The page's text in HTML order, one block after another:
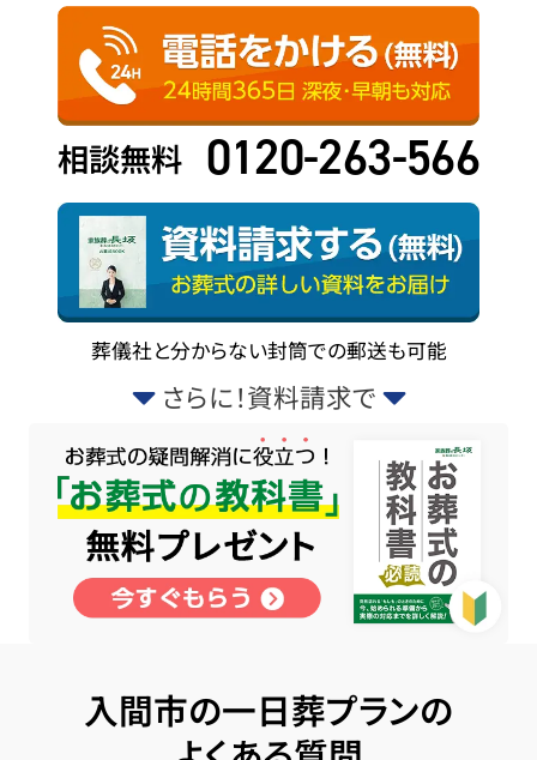
相談無料 0120-263-566
葬儀社と分からない封筒での郵送も可能
さらに！資料請求で
入間市の一日葬プランの